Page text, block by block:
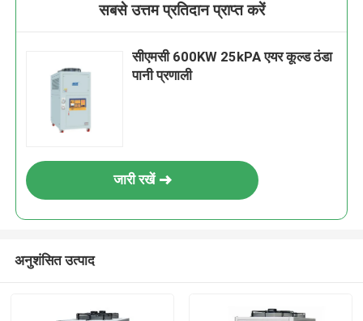
सबसे उत्तम प्रतिदान प्राप्त करें
सीएमसी 600KW 25kPA एयर कूल्ड ठंडा
पानी प्रणाली
जारी रखें
अनुशंसित उत्पाद